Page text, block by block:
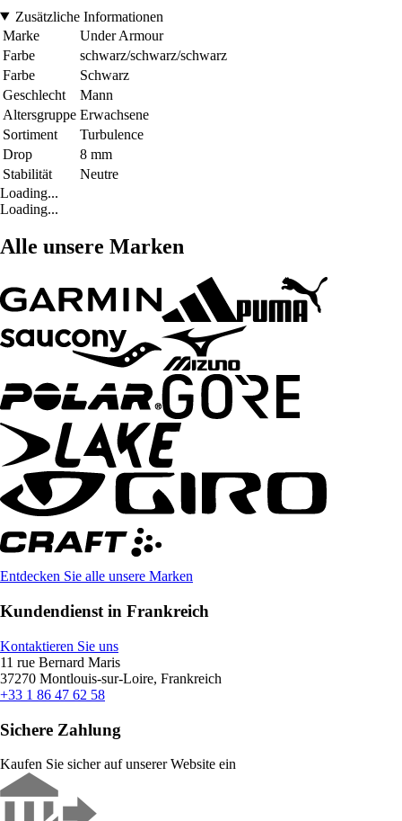
Zusätzliche Informationen
Marke
Under Armour
Farbe
schwarz/schwarz/schwarz
Farbe
Schwarz
Geschlecht
Mann
Altersgruppe Erwachsene
Sortiment
Turbulence
Drop
8 mm
Stabilität
Neutre
Loading...
Loading...
Alle unsere Marken
Entdecken Sie alle unsere Marken
Kundendienst in Frankreich
Kontaktieren Sie uns
11 rue Bernard Maris
37270 Montlouis-sur-Loire, Frankreich
+33 1 86 47 62 58
Sichere Zahlung
Kaufen Sie sicher auf unserer Website ein